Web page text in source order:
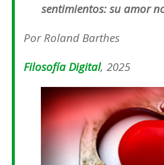
sentimientos: su amor
Por Roland Barthes
Filosofía Digital, 2025